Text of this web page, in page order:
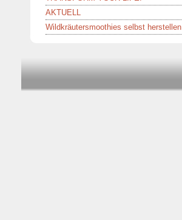
AKTUELL
Wildkräutersmoothies selbst herstellen